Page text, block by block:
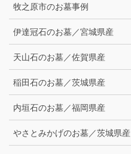
牧之原市のお墓事例
伊達冠石のお墓／宮城県産
天山石のお墓／佐賀県産
稲田石のお墓／茨城県産
内垣石のお墓／福岡県産
やさとみかげのお墓／茨城県産